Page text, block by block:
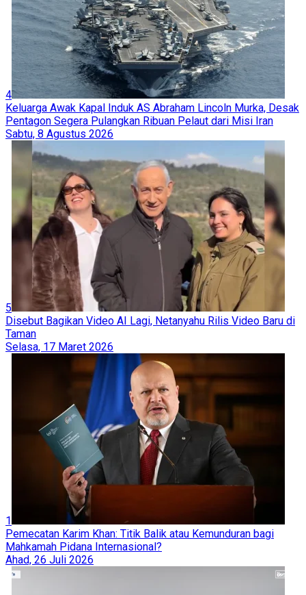
4
Keluarga Awak Kapal Induk AS Abraham Lincoln Murka, Desak
Pentagon Segera Pulangkan Ribuan Pelaut dari Misi Iran
Sabtu, 8 Agustus 2026
5
Disebut Bagikan Video AI Lagi, Netanyahu Rilis Video Baru di
Taman
Selasa, 17 Maret 2026
1
Pemecatan Karim Khan: Titik Balik atau Kemunduran bagi
Mahkamah Pidana Internasional?
Ahad, 26 Juli 2026